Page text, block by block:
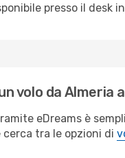
presso il
volo da Almeria
eDreams è
tra le opzioni di